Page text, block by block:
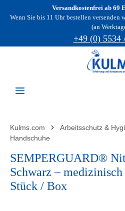
Zum Hauptinhalt springen
Versandkostenfrei ab 69
Wenn Sie bis 11 Uhr bestellen versenden
(an
+49 (0) 5534
Kulms.com Arbeitsschutz &
Handschuhe
SEMPERGUARD®
Schwarz –
Stück / Box